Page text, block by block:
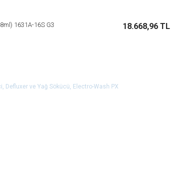
1631A-16S G3
18.668,96 TL
Sepete Ekle